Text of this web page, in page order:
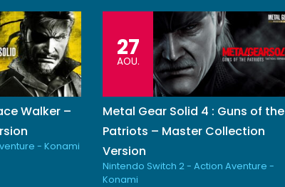
Walker –
- Konami
27
AOU.
Metal Gear Solid 4 : Guns of the
Patriots – Master Collection
Version
Nintendo Switch 2 - Action Aventure -
Konami